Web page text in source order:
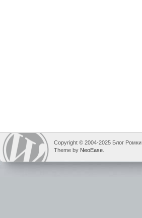
Copyright © 2004-2025 Блог Ромки
Theme by NeoEase